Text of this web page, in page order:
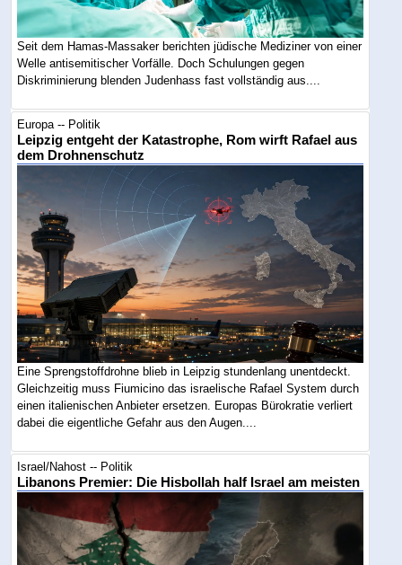
Seit dem Hamas-Massaker berichten jüdische Mediziner von einer
Welle antisemitischer Vorfälle. Doch Schulungen gegen
Diskriminierung blenden Judenhass fast vollständig aus....
Europa -- Politik
Leipzig entgeht der Katastrophe, Rom wirft Rafael aus
dem Drohnenschutz
Eine Sprengstoffdrohne blieb in Leipzig stundenlang unentdeckt.
Gleichzeitig muss Fiumicino das israelische Rafael System durch
einen italienischen Anbieter ersetzen. Europas Bürokratie verliert
dabei die eigentliche Gefahr aus den Augen....
Israel/Nahost -- Politik
Libanons Premier: Die Hisbollah half Israel am meisten